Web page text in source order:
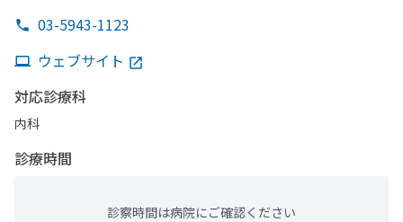
03-5943-1123
ウェブサイト
対応診療科
内科
診療時間
診察時間は病院にご確認ください